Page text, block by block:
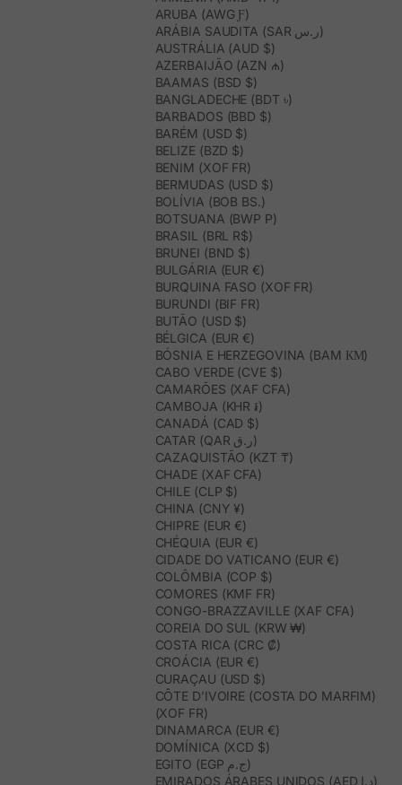
ARUBA (AWG Ƒ)
ARÁBIA SAUDITA (SAR ر.س)
AUSTRÁLIA (AUD $)
AZERBAIJÃO (AZN ₼)
BAAMAS (BSD $)
BANGLADECHE (BDT ৳)
BARBADOS (BBD $)
BARÉM (USD $)
BELIZE (BZD $)
BENIM (XOF FR)
BERMUDAS (USD $)
BOLÍVIA (BOB BS.)
BOTSUANA (BWP P)
BRASIL (BRL R$)
BRUNEI (BND $)
BULGÁRIA (EUR €)
BURQUINA FASO (XOF FR)
BURUNDI (BIF FR)
BUTÃO (USD $)
BÉLGICA (EUR €)
BÓSNIA E HERZEGOVINA (BAM КМ)
CABO VERDE (CVE $)
CAMARÕES (XAF CFA)
CAMBOJA (KHR ៛)
CANADÁ (CAD $)
CATAR (QAR ر.ق)
CAZAQUISTÃO (KZT ₸)
CHADE (XAF CFA)
CHILE (CLP $)
CHINA (CNY ¥)
CHIPRE (EUR €)
CHÉQUIA (EUR €)
CIDADE DO VATICANO (EUR €)
COLÔMBIA (COP $)
COMORES (KMF FR)
CONGO-BRAZZAVILLE (XAF CFA)
COREIA DO SUL (KRW ₩)
COSTA RICA (CRC ₡)
CROÁCIA (EUR €)
CURAÇAU (USD $)
CÔTE D’IVOIRE (COSTA DO MARFIM)
(XOF FR)
DINAMARCA (EUR €)
DOMÍNICA (XCD $)
EGITO (EGP ج.م)
EMIRADOS ÁRABES UNIDOS (AED د.إ)